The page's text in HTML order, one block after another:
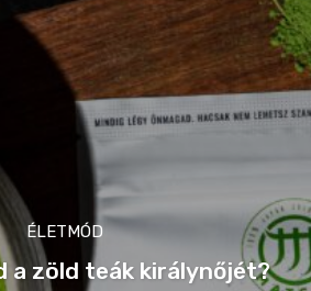
ÉLETMÓD
a zöld teák királynőjét?